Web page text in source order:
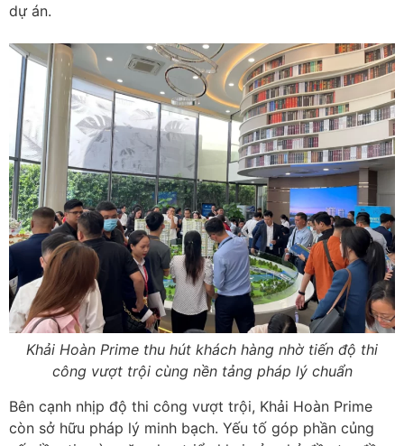
dự án.
Khải Hoàn Prime thu hút khách hàng nhờ tiến độ thi
công vượt trội cùng nền tảng pháp lý chuẩn
Bên cạnh nhịp độ thi công vượt trội, Khải Hoàn Prime
còn sở hữu pháp lý minh bạch. Yếu tố góp phần củng